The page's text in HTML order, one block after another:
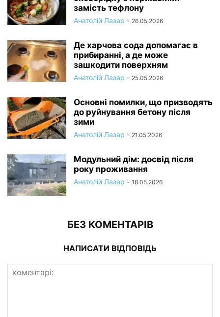
замість тефлону
Анатолій Лазар - 26.05.2026
Де харчова сода допомагає в
прибиранні, а де може
зашкодити поверхням
Анатолій Лазар - 25.05.2026
Основні помилки, що призводять
до руйнування бетону після
зими
Анатолій Лазар - 21.05.2026
Модульний дім: досвід після
року проживання
Анатолій Лазар - 18.05.2026
БЕЗ КОМЕНТАРІВ
НАПИСАТИ ВІДПОВІДЬ